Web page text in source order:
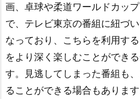
画、卓球や柔道ワールドカッ
で、テレビ東京の番組に紐づ
なっており、こちらを利用す
をより深く楽しむことができ
す。見逃してしまった番組も
ることができる場合もあります